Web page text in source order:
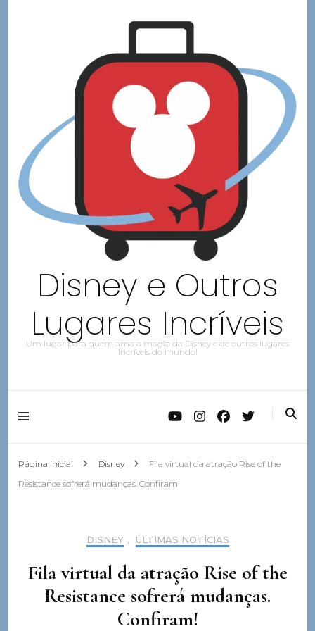
Disney e Outros
Lugares Incríveis
Um lugar para quem ama a magia da Disney e de outros lugares
Incríveis do mundo!
Página inicial Disney
Fila virtual da atração Rise of the
Resistance sofrerá mudanças. Confiram!
DISNEY , ÚLTIMAS NOTÍCIAS
Fila virtual da atração Rise of the
Resistance sofrerá mudanças.
Confiram!